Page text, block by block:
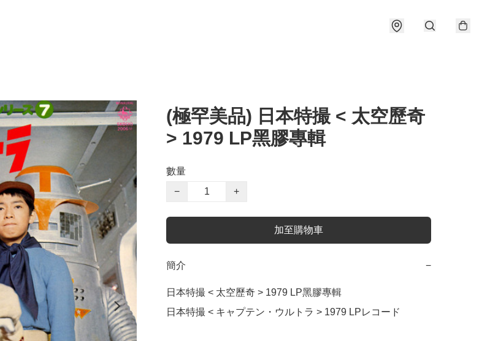
(極罕美品) 日本特撮 < 太空歷奇
> 1979 LP黑膠專輯
數量
−
+
加至購物車
簡介 −
日本特撮 < 太空歷奇 > 1979 LP黑膠專輯
日本特撮 < キャプテン・ウルトラ > 1979 LPレコード